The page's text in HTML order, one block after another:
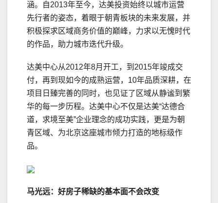
涵。自2013年至今，达美投资始终以城市运营
先行者的姿态，着眼于朝青板块的未来发展，并
积极探求区域商务价值的巅峰，力求以无愧时代
的作品，助力城市迭代升级。
达美中心从2012年8月开工，到2015年竣成交
付，再到现如今的成熟运营，10年品质深耕，在
项目日臻完善的同时，也见证了区域从静谧到繁
华的每一步历程。达美中心不仅是达美“达德合
道，求境至美”企业理念的成功实践，更是为朝
青区域、为北京这座城市倾力打造的地标级作
品。
马光远：好房子稀缺的基本面不会改变